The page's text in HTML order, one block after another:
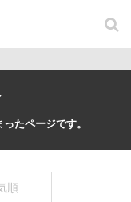
たページです。
順